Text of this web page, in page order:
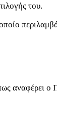
του.
αναφέρει ο